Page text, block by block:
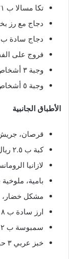
تكا مسالا ب ٢١ ريال
دجاج مع رز بخاري
دجاج سادة ب ١٥ ريال
فروج على الفحم ب
وجبة ٣ أشخاص ب ٥٩ ريال
وجبة ٥ أشخاص ب ٩٨ ريال
الأطباق الجانبية
قرصان، جريش ب
كبة ب ٢.٥ ريال
لازانيا الرومانسية
بامية، ملوخية ب ١٠
مشكل خضار،
ارز سادة ب ٨ ريال
سمبوسة ب ٢ ريال
خبز عربي ٣ حبات ب ١ ريال